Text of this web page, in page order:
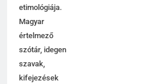
etimológiája.
Magyar
értelmező
szótár, idegen
szavak,
kifejezések